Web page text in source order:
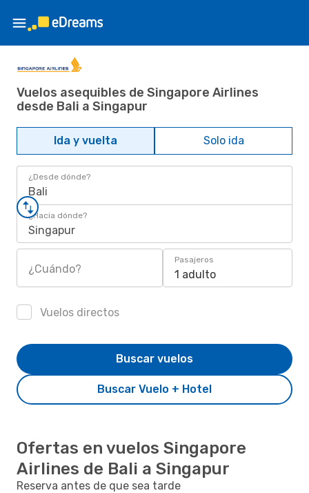
Vuelos asequibles de Singapore Airlines
desde Bali a Singapur
Ida y vuelta Solo ida
¿Desde dónde?
Bali
¿Hacia dónde?
Singapur
¿Cuándo?
Pasajeros
1 adulto
Vuelos directos
Buscar Vuelo + Hotel
Buscar vuelos
Ofertas en vuelos Singapore
Airlines de Bali a Singapur
Reserva antes de que sea tarde